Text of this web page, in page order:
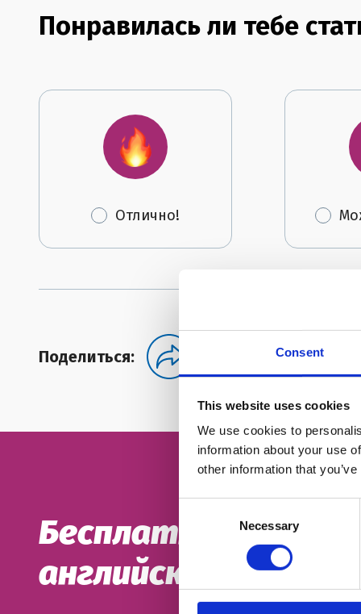
Consent
This website uses cookies
We use cookies to
information about your use
other information that
Necessary
Понравилась ли тебе
Отлично!
Поделиться:
Бесплатный
английского